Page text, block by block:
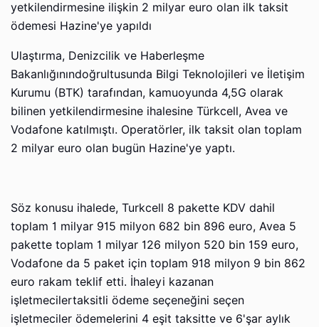
yetkilendirmesine ilişkin 2 milyar euro olan ilk taksit
ödemesi Hazine'ye yapıldı
Ulaştırma, Denizcilik ve Haberleşme
Bakanlığınındoğrultusunda Bilgi Teknolojileri ve İletişim
Kurumu (BTK) tarafından, kamuoyunda 4,5G olarak
bilinen yetkilendirmesine ihalesine Türkcell, Avea ve
Vodafone katılmıştı. Operatörler, ilk taksit olan toplam
2 milyar euro olan bugün Hazine'ye yaptı.
Söz konusu ihalede, Turkcell 8 pakette KDV dahil
toplam 1 milyar 915 milyon 682 bin 896 euro, Avea 5
pakette toplam 1 milyar 126 milyon 520 bin 159 euro,
Vodafone da 5 paket için toplam 918 milyon 9 bin 862
euro rakam teklif etti. İhaleyi kazanan
işletmecilertaksitli ödeme seçeneğini seçen
işletmeciler ödemelerini 4 eşit taksitte ve 6'şar aylık